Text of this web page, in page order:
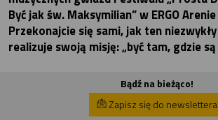
Być jak św. Maksymilian” w ERGO
Przekonajcie się sami, jak ten
realizuje swoją misję: „być tam, gdzie są
Bądź na bieżąco!
Zapisz się do newslettera